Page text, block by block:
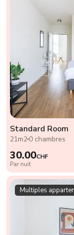
Standard Room
21m2 0 chambres
30.00CHF
Par nuit
Multiples